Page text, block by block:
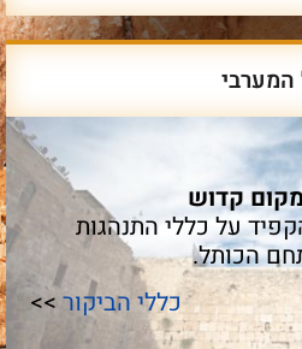
המערבי
קדוש
על כללי התנהגות
הכותל.
כללי הביקור >>